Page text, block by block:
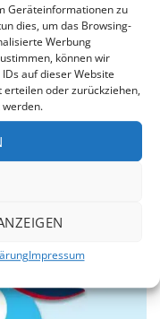
Geräteinformationen zu
dies, um das Browsing-
Werbung
können wir
auf dieser Website
oder zurückziehen,
Impressum
überzeugt.
Garantie auf die
Durchrosten